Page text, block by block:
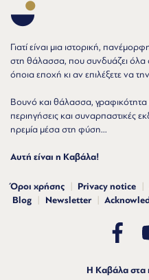
Γιατί είναι μια ιστορική,
στη θάλασσα, που συνδυάζει
όποια εποχή κι αν επιλέξετε να
Βουνό και θάλασσα,
περιηγήσεις και συναρπαστικές
ηρεμία μέσα στη φύση...
Αυτή είναι η Καβάλα!
Όροι χρήσης Privacy notice
Blog
Newsletter
Η Καβάλα στα